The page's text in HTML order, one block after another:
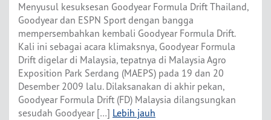
Menyusul kesuksesan Goodyear Formula Drift Thailand,
Goodyear dan ESPN Sport dengan bangga
mempersembahkan kembali Goodyear Formula Drift.
Kali ini sebagai acara klimaksnya, Goodyear Formula
Drift digelar di Malaysia, tepatnya di Malaysia Agro
Exposition Park Serdang (MAEPS) pada 19 dan 20
Desember 2009 lalu. Dilaksanakan di akhir pekan,
Goodyear Formula Drift (FD) Malaysia dilangsungkan
sesudah Goodyear […] Lebih jauh